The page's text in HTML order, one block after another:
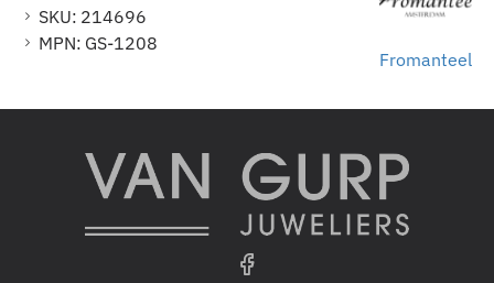
SKU: 214696
MPN: GS-1208
Fromanteel